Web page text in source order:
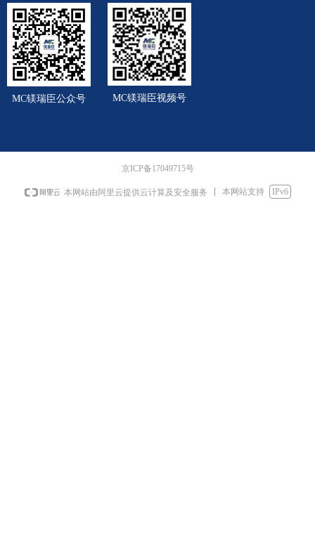
MC镁瑞臣公众号 MC镁瑞臣视频号
京ICP备17049715号
本网站由阿里云提供云计算及安全服务 本网站支持 IPv6